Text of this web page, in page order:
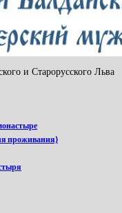
и Старорусского Льва
проживания)